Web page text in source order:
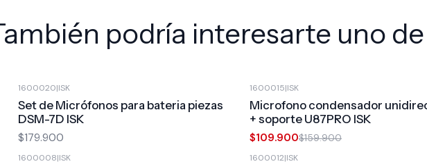
podría interesarte uno
1600020|ISK
Set de Micrófonos para bateria piezas
DSM-7D ISK
$179.900
1600015|ISK
Microfono condensador
+ soporte U87PRO ISK
$109.900$159.900
1600008|ISK 1600012|ISK